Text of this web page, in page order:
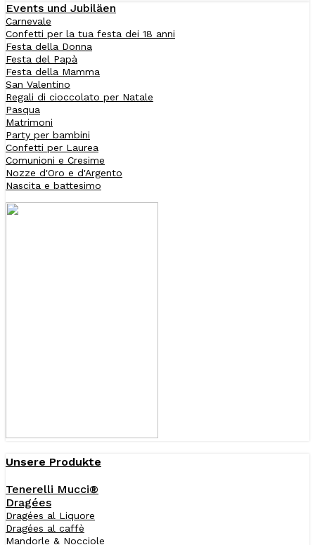
Events und Jubiläen
Carnevale
Confetti per la tua festa dei 18 anni
Festa della Donna
Festa del Papà
Festa della Mamma
San Valentino
Regali di cioccolato per Natale
Pasqua
Matrimoni
Party per bambini
Confetti per Laurea
Comunioni e Cresime
Nozze d'Oro e d'Argento
Nascita e battesimo
Unsere Produkte
Tenerelli Mucci®
Dragées
Dragées al Liquore
Dragées al caffè
Mandorle & Nocciole